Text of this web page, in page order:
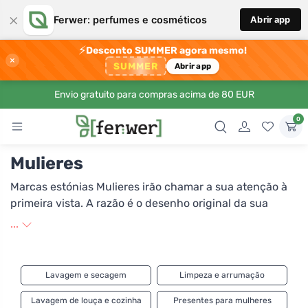
× Ferwer: perfumes e cosméticos Abrir app
×
⚡Desconto SUMMER agora mesmo!
SUMMER Abrir app
Envio gratuito para compras acima de 80 EUR
0
Mulieres
Marcas estónias Mulieres irão chamar a sua atenção à
primeira vista. A razão é o desenho original da sua
embalagem. Produtos líquidos tais como gel para roupa
cartão reciclado. Isto não funcionaria por si só, claro,
mas o objectivo é reduzir a quantidade de embalagens
de plástico, pelo que o recipiente de cartão rígido
...
Lavagem e secagem Limpeza e arrumação
Lavagem de louça e cozinha Presentes para mulheres